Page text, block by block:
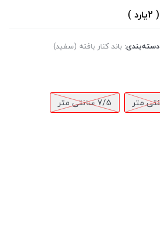
دسته‌بندی: باند کنار بافته (سفید)
7/5 سانتی متر